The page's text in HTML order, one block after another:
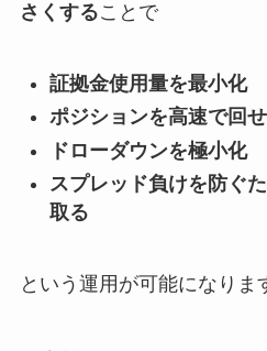
さくすることで
証拠金使用量を最小化
ポジションを高速で回
ドローダウンを極小化
スプレッド負けを防ぐ
取る
という運用が可能になりま